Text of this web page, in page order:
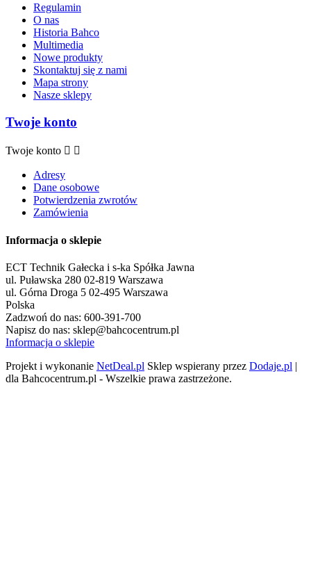
Regulamin
O nas
Historia Bahco
Multimedia
Nowe produkty
Skontaktuj się z nami
Mapa strony
Nasze sklepy
Twoje konto
Twoje konto  
Adresy
Dane osobowe
Potwierdzenia zwrotów
Zamówienia
Informacja o sklepie
ECT Technik Gałecka i s-ka Spółka Jawna
ul. Puławska 280 02-819 Warszawa
ul. Górna Droga 5 02-495 Warszawa
Polska
Zadzwoń do nas: 600-391-700
Napisz do nas: sklep@bahcocentrum.pl
Informacja o sklepie
Projekt i wykonanie NetDeal.pl Sklep wspierany przez Dodaje.pl |
dla Bahcocentrum.pl - Wszelkie prawa zastrzeżone.